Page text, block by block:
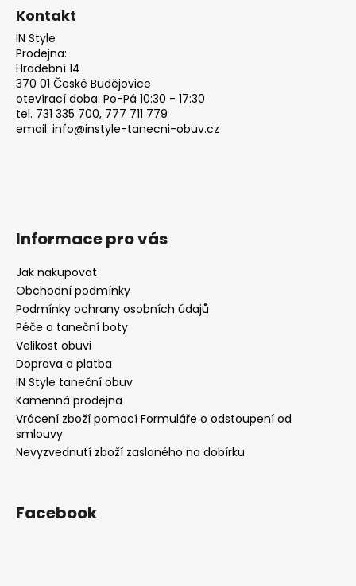
k
v
Kontakt
IN Style
Prodejna:
Hradební 14
370 01 České Budějovice
otevírací doba: Po-Pá 10:30 - 17:30
tel. 731 335 700, 777 711 779
email: info@instyle-tanecni-obuv.cz
Informace pro vás
Jak nakupovat
Obchodní podmínky
Podmínky ochrany osobních údajů
Péče o taneční boty
Velikost obuvi
Doprava a platba
IN Style taneční obuv
Kamenná prodejna
Vrácení zboží pomocí Formuláře o odstoupení od
smlouvy
Nevyzvednutí zboží zaslaného na dobírku
Facebook